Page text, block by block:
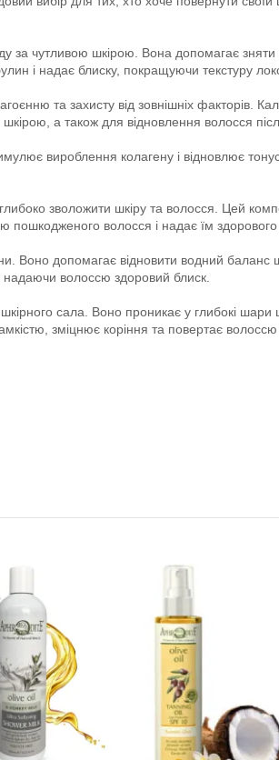
за чутливою шкірою. Вона допомагає
і надає блиску, покращуючи текстуру
та захисту від зовнішніх факторів.
а також для відновлення волосся
вироблення колагену і відновлює
зволожити шкіру та волосся. Цей
волосся і надає їм здорового
Воно допомагає відновити водний баланс
надаючи волоссю здоровий блиск.
сала. Воно проникає у глибокі
зміцнює коріння та повертає